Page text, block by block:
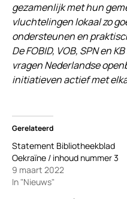
gezamenlijk met hun
vluchtelingen lokaal zo
ondersteunen en
De FOBID, VOB, SPN en
vragen Nederlandse
initiatieven actief met
Gerelateerd
Statement Bibliotheekblad
Oekraïne / inhoud nummer 3
9 maart 2022
In "Nieuws"